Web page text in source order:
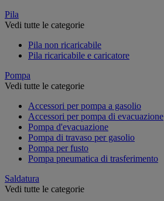
Pila
Vedi tutte le categorie
Pila non ricaricabile
Pila ricaricabile e caricatore
Pompa
Vedi tutte le categorie
Accessori per pompa a gasolio
Accessori per pompa di evacuazione
Pompa d'evacuazione
Pompa di travaso per gasolio
Pompa per fusto
Pompa pneumatica di trasferimento
Saldatura
Vedi tutte le categorie